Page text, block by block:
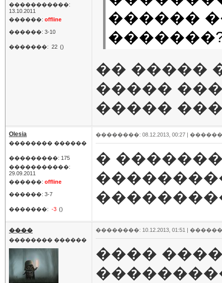
�����������:
13.10.2011
������: offline
������: 3-10
�������: 22 ()
������
�� �����
�����
�����
Olesia
�������� ������
���������: 175
�����������:
29.09.2011
������: offline
������: 3-7
�������: -3 ()
��������: 08.12.2013, 00:27 |
�
����
�������� ������
��������: 10.12.2013, 01:51 |
����